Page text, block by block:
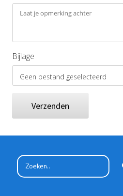
Bijlage
Geen bestand geselecteerd
Verzenden